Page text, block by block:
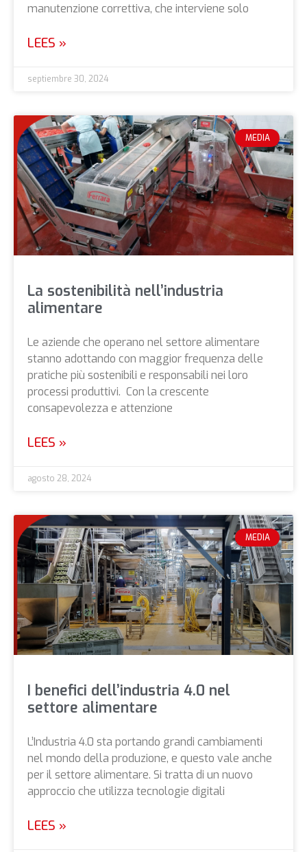
manutenzione correttiva, che interviene solo
LEES »
septiembre 30, 2024
MEDIA
La sostenibilità nell’industria
alimentare
Le aziende che operano nel settore alimentare
stanno adottando con maggior frequenza delle
pratiche più sostenibili e responsabili nei loro
processi produttivi. Con la crescente
consapevolezza e attenzione
LEES »
agosto 28, 2024
MEDIA
I benefici dell’industria 4.0 nel
settore alimentare
L’Industria 4.0 sta portando grandi cambiamenti
nel mondo della produzione, e questo vale anche
per il settore alimentare. Si tratta di un nuovo
approccio che utilizza tecnologie digitali
LEES »